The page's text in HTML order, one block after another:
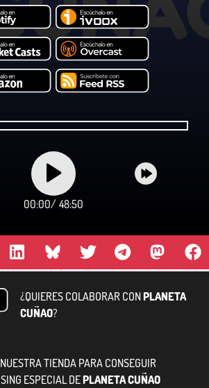
00:00/ 48:50
¿QUIERES COLABORAR CONPLANETA
CUÑAO?
TIENDA PARA CONSEGUIR
ESPECIAL DEPLANETA CUÑAO